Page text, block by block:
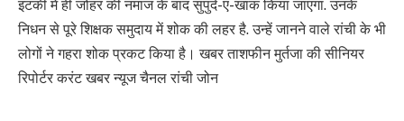
इटकी में ही जोहर की नमाज के बाद सुपुर्द-ए-खाक किया जाएगा. उनके
निधन से पूरे शिक्षक समुदाय में शोक की लहर है. उन्हें जानने वाले रांची के भी
लोगों ने गहरा शोक प्रकट किया है। खबर ताशफीन मुर्तजा की सीनियर
रिपोर्टर करंट खबर न्यूज चैनल रांची जोन